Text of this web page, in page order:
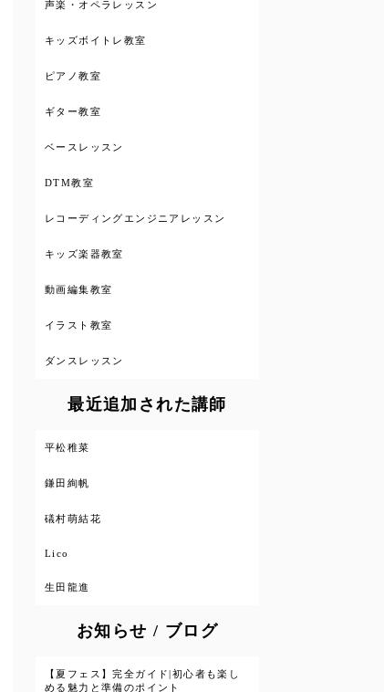
声楽・オペラレッスン
キッズボイトレ教室
ピアノ教室
ギター教室
ベースレッスン
DTM教室
レコーディングエンジニアレッスン
キッズ楽器教室
動画編集教室
イラスト教室
ダンスレッスン
最近追加された講師
平松稚菜
鎌田絢帆
礒村萌結花
Lico
生田龍進
お知らせ / ブログ
【夏フェス】完全ガイド|初心者も楽し
める魅力と準備のポイント